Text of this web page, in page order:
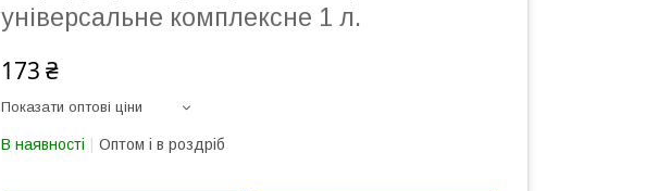
універсальне комплексне 1 л.
173 ₴
Показати оптові ціни
В наявності Оптом і в роздріб